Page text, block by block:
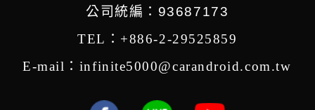
公司統編：93687173
TEL：+886-2-29525859
E-mail：infinite5000@carandroid.com.tw